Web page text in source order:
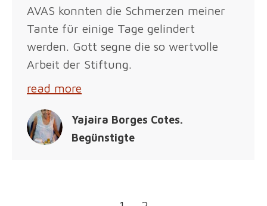
AVAS konnten die Schmerzen meiner
Tante für einige Tage gelindert
werden. Gott segne die so wertvolle
Arbeit der Stiftung.
read more
Yajaira Borges Cotes.
Begünstigte